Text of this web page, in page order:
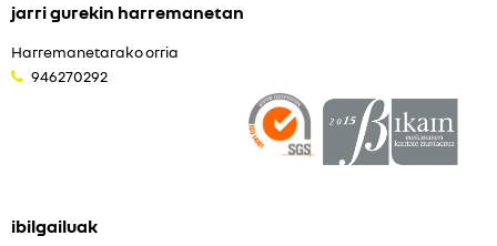
jarri gurekin harremanetan
Harremanetarako orria
946270292
ibilgailuak